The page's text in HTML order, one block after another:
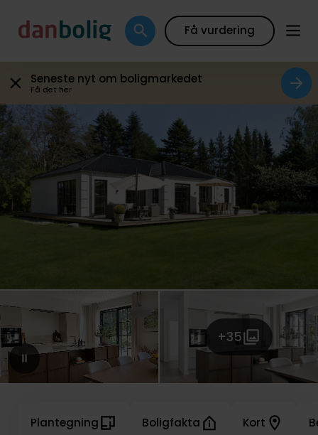
Få vurdering
Seneste nyt om boligmarkedet
Få det her
+35
Plantegning Boligfakta Kort
Galleri Plantegning Boligfakta Kort